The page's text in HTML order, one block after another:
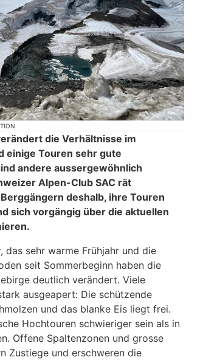
die Verhältnisse im
einige Touren sehr gute
andere aussergewöhnlich
Alpen-Club SAC rät
deshalb, ihre Touren
sich vorgängig über die aktuellen
das sehr warme Frühjahr und die
seit Sommerbeginn haben die
deutlich verändert. Viele
ausgeapert: Die schützende
und das blanke Eis liegt frei.
Hochtouren schwieriger sein als in
Offene Spaltenzonen und grosse
Zustiege und erschweren die